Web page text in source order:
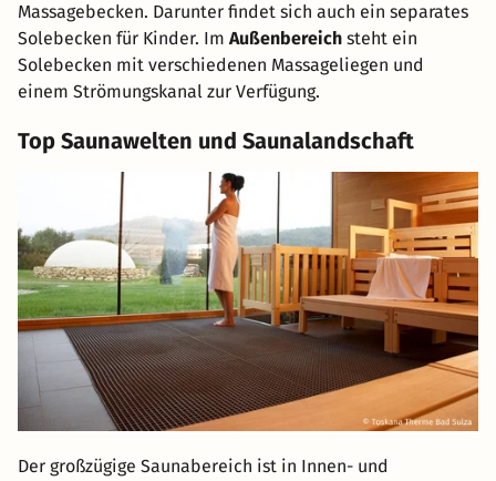
Massagebecken. Darunter findet sich auch ein separates
Solebecken für Kinder. Im Außenbereich steht ein
Solebecken mit verschiedenen Massageliegen und
einem Strömungskanal zur Verfügung.
Top Saunawelten und Saunalandschaft
Der großzügige Saunabereich ist in Innen- und